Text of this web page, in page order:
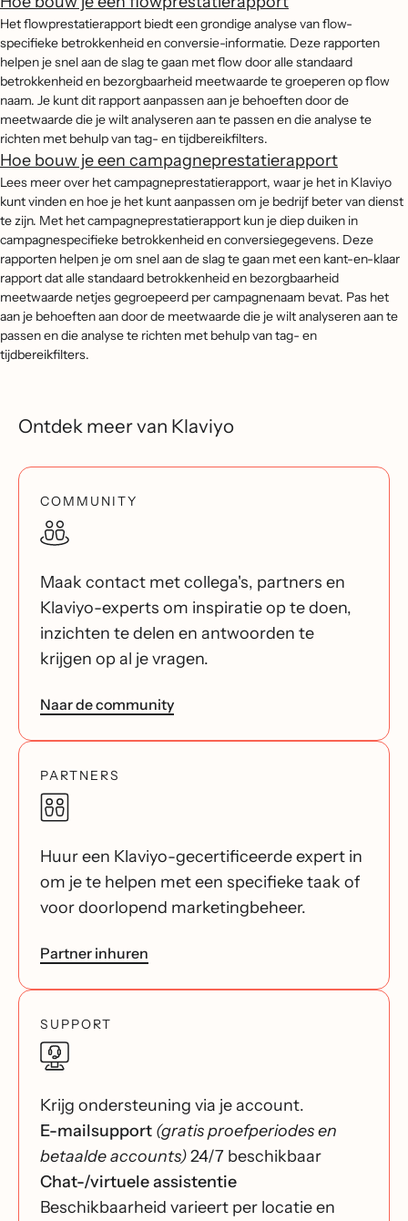
Het flowprestatierapport biedt een grondige analyse van flow-
specifieke betrokkenheid en conversie-informatie. Deze rapporten
helpen je snel aan de slag te gaan met flow door alle standaard
betrokkenheid en bezorgbaarheid meetwaarde te groeperen op flow
naam. Je kunt dit rapport aanpassen aan je behoeften door de
meetwaarde die je wilt analyseren aan te passen en die analyse te
richten met behulp van tag- en tijdbereikfilters.
Hoe bouw je een campagneprestatierapport
Lees meer over het campagneprestatierapport, waar je het in Klaviyo
kunt vinden en hoe je het kunt aanpassen om je bedrijf beter van dienst
te zijn. Met het campagneprestatierapport kun je diep duiken in
campagnespecifieke betrokkenheid en conversiegegevens. Deze
rapporten helpen je om snel aan de slag te gaan met een kant-en-klaar
rapport dat alle standaard betrokkenheid en bezorgbaarheid
meetwaarde netjes gegroepeerd per campagnenaam bevat. Pas het
aan je behoeften aan door de meetwaarde die je wilt analyseren aan te
passen en die analyse te richten met behulp van tag- en
tijdbereikfilters.
Ontdek meer van Klaviyo
COMMUNITY
Maak contact met collega's, partners en
Klaviyo-experts om inspiratie op te doen,
inzichten te delen en antwoorden te
krijgen op al je vragen.
Naar de community
PARTNERS
Huur een Klaviyo-gecertificeerde expert in
om je te helpen met een specifieke taak of
voor doorlopend marketingbeheer.
Partner inhuren
SUPPORT
Krijg ondersteuning via je account.
E-mailsupport (gratis proefperiodes en
betaalde accounts)24/7 beschikbaar
Chat-/virtuele assistentie
Beschikbaarheid varieert per locatie en